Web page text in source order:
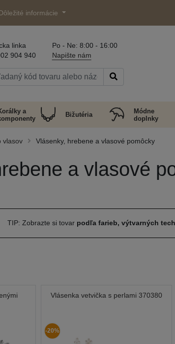
informácie
linka
904 940
Po - Ne: 8:00 - 16:00
Napište nám
a
Bižutéria
Módne
doplnky
vlasov Vlásenky, hrebene a vlasové pomôcky
a vlasové
TIP: Zobrazte si tovar podľa farieb, výtvarných
Vlásenka vetvička s perlami 370380
-20%